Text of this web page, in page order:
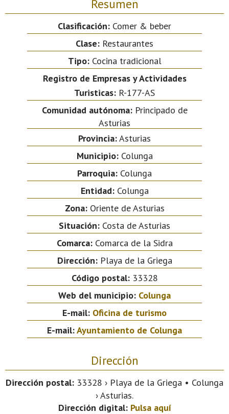
Resumen
Clasificación: Comer & beber
Clase: Restaurantes
Tipo:Cocina tradicional
Registro de Empresas y Actividades
Turisticas: R-177-AS
Comunidad autónoma:Principado de
Asturias
Provincia:Asturias
Municipio:Colunga
Parroquia: Colunga
Entidad:Colunga
Zona:Oriente de Asturias
Situación: Costa de Asturias
Comarca:Comarca de la Sidra
Dirección:Playa de la Griega
Código postal:33328
Web del municipio: Colunga
E-mail: Oficina de turismo
E-mail:Ayuntamiento de Colunga
Dirección
Dirección postal: 33328 › Playa de la Griega • Colunga
› Asturias.
Dirección digital: Pulsa aquí